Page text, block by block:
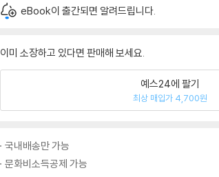
eBook이 출간되면 알려드립니다.
이미 소장하고 있다면 판매해 보세요.
예스24에 팔기
최상 매입가 4,700원
국내배송만 가능
문화비소득공제 가능